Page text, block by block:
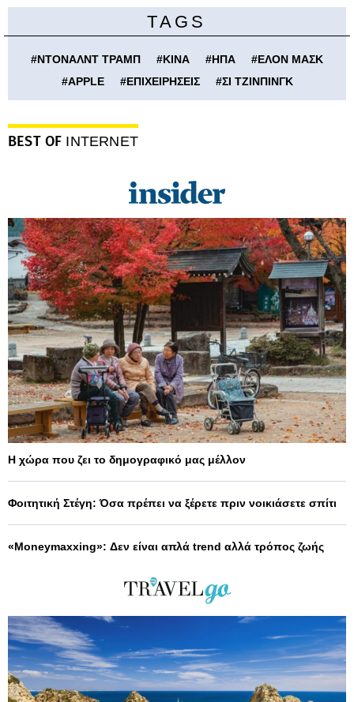
TAGS
#ΝΤΟΝΑΛΝΤ ΤΡΑΜΠ #ΚΙΝΑ #ΗΠΑ #ΕΛΟΝ ΜΑΣΚ
#APPLE #ΕΠΙΧΕΙΡΗΣΕΙΣ #ΣΙ ΤΖΙΝΠΙΝΓΚ
BEST OF INTERNET
Η χώρα που ζει το δημογραφικό μας μέλλον
Φοιτητική Στέγη: Όσα πρέπει να ξέρετε πριν νοικιάσετε σπίτι
«Moneymaxxing»: Δεν είναι απλά trend αλλά τρόπος ζωής